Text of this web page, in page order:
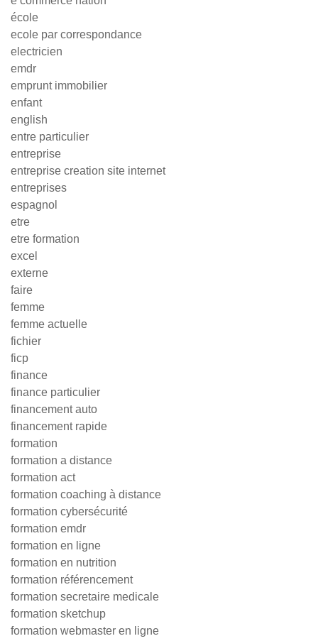
école
ecole par correspondance
electricien
emdr
emprunt immobilier
enfant
english
entre particulier
entreprise
entreprise creation site internet
entreprises
espagnol
etre
etre formation
excel
externe
faire
femme
femme actuelle
fichier
ficp
finance
finance particulier
financement auto
financement rapide
formation
formation a distance
formation act
formation coaching à distance
formation cybersécurité
formation emdr
formation en ligne
formation en nutrition
formation référencement
formation secretaire medicale
formation sketchup
formation webmaster en ligne